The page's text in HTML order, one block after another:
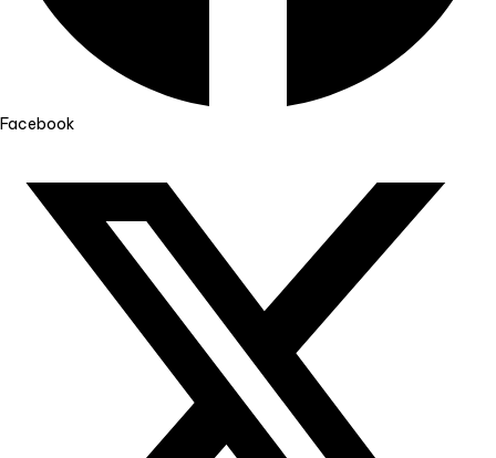
Facebook